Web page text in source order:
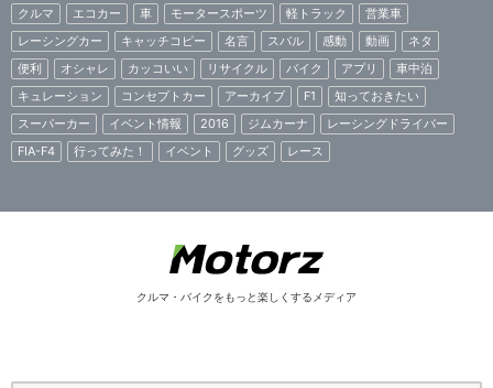
クルマ エコカー 車 モータースポーツ 軽トラック
営業車
レーシングカー
キャッチコピー 名言 スバル 感動 動画
ネタ
便利
オシャレ カッコいい リサイクル バイク アプリ
車中泊
キュレーション
コンセプトカー アーカイブ F1
知っておきたい
スーパーカー
イベント情報 2016 ジムカーナ
レーシングドライバー
FIA-F4
行ってみた！ イベント グッズ レース
クルマ・バイクをもっと楽しくするメディア